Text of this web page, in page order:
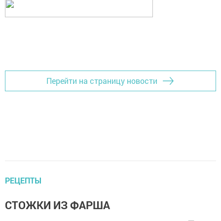
Перейти на страницу новости
РЕЦЕПТЫ
СТОЖКИ ИЗ ФАРША